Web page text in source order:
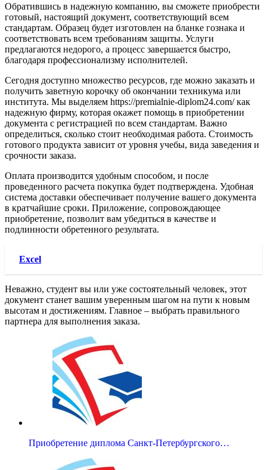
Обратившись в надежную компанию, вы сможете приобрести
готовый, настоящий документ, соответствующий всем
стандартам. Образец будет изготовлен на бланке гознака и
соответствовать всем требованиям защиты. Услуги
предлагаются недорого, а процесс завершается быстро,
благодаря профессионализму исполнителей.
Сегодня доступно множество ресурсов, где можно заказать и
получить заветную корочку об окончании техникума или
института. Мы выделяем https://premialnie-diplom24.com/ как
надежную фирму, которая окажет помощь в приобретении
документа с регистрацией по всем стандартам. Важно
определиться, сколько стоит необходимая работа. Стоимость
готового продукта зависит от уровня учебы, вида заведения и
срочности заказа.
Оплата производится удобным способом, и после
проведенного расчета покупка будет подтверждена. Удобная
система доставки обеспечивает получение вашего документа
в кратчайшие сроки. Приложение, сопровождающее
приобретение, позволит вам убедиться в качестве и
подлинности обретенного результата.
Excel
Неважно, студент вы или уже состоятельный человек, этот
документ станет вашим уверенным шагом на пути к новым
высотам и достижениям. Главное – выбрать правильного
партнера для выполнения заказа.
Приобретение диплома Санкт-Петербургского…